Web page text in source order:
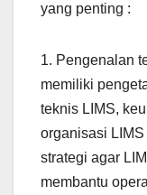
yang penting :
1. Pengenalan
memiliki
teknis LIMS,
organisasi
strategi agar
membantu